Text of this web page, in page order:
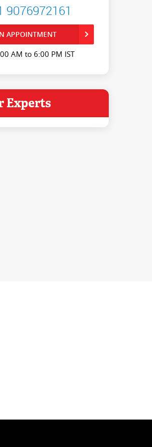
9076972161
APPOINTMENT
AM to 6:00 PM IST
Experts